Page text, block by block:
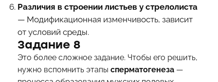
Различия в строении листьев у стрелолиста
— Модификационная изменчивость, зависит
от условий среды.
Задание 8
Это более сложное задание. Чтобы его решить,
нужно вспомнить этапы сперматогенеза—